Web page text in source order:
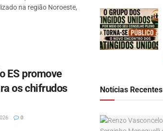
na região Noroeste,
ES promove
os chifrudos
0
Notícias Recentes